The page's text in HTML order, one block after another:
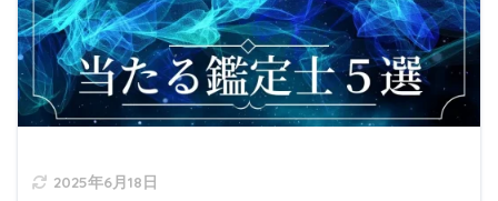
2025年6月18日